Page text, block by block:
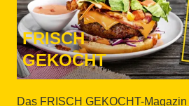
FRISCH
GEKOCHT
Das FRISCH GEKOCHT-